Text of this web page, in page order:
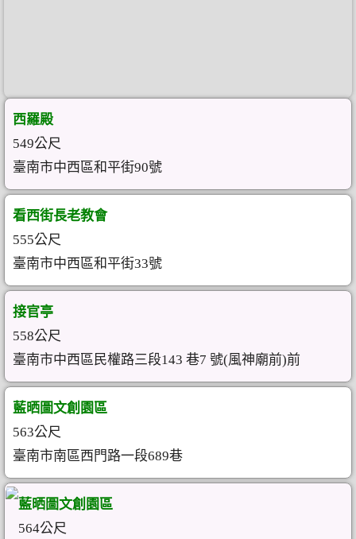
西羅殿
549公尺
臺南市中西區和平街90號
看西街長老教會
555公尺
臺南市中西區和平街33號
接官亭
558公尺
臺南市中西區民權路三段143 巷7 號(風神廟前)前
藍晒圖文創園區
563公尺
臺南市南區西門路一段689巷
藍晒圖文創園區
564公尺